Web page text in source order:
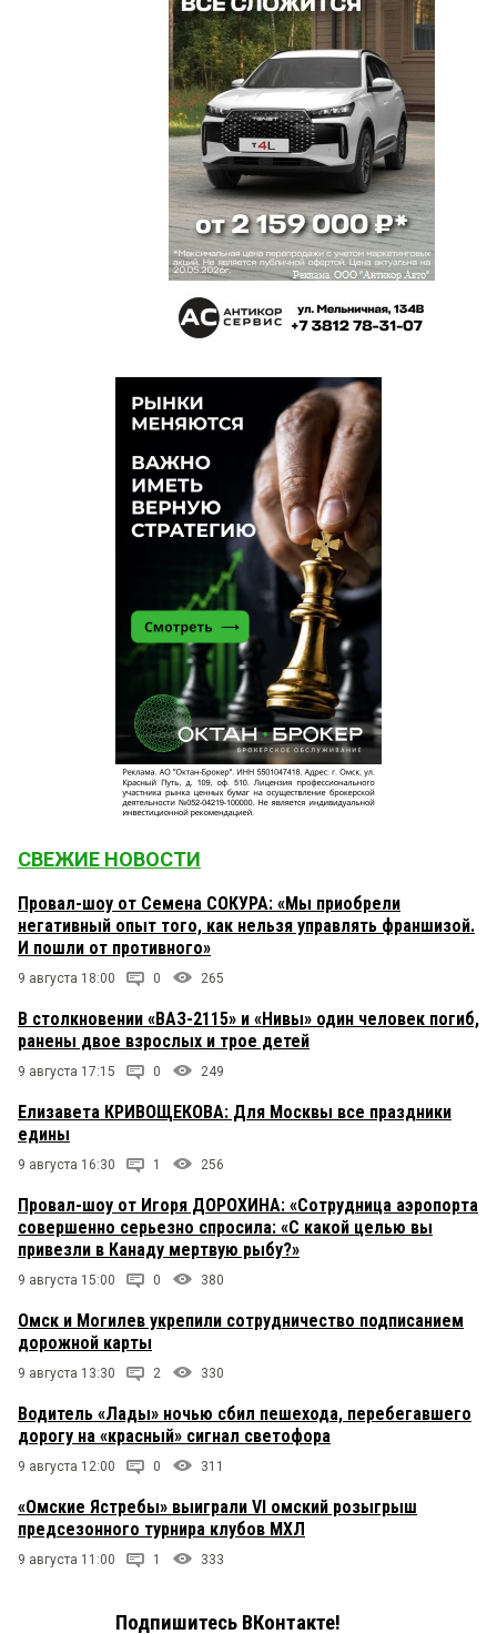
СВЕЖИЕ НОВОСТИ
Провал-шоу от Семена СОКУРА: «Мы приобрели
негативный опыт того, как нельзя управлять франшизой.
И пошли от противного»
9 августа 18:00 0 265
В столкновении «ВАЗ-2115» и «Нивы» один человек погиб,
ранены двое взрослых и трое детей
9 августа 17:15 0 249
Елизавета КРИВОЩЕКОВА: Для Москвы все праздники
едины
9 августа 16:30 1 256
Провал-шоу от Игоря ДОРОХИНА: «Сотрудница аэропорта
совершенно серьезно спросила: «С какой целью вы
привезли в Канаду мертвую рыбу?»
9 августа 15:00 0 380
Омск и Могилев укрепили сотрудничество подписанием
дорожной карты
9 августа 13:30 2 330
Водитель «Лады» ночью сбил пешехода, перебегавшего
дорогу на «красный» сигнал светофора
9 августа 12:00 0 311
«Омские Ястребы» выиграли VI омский розыгрыш
предсезонного турнира клубов МХЛ
9 августа 11:00 1 333
Подпишитесь ВКонтакте!